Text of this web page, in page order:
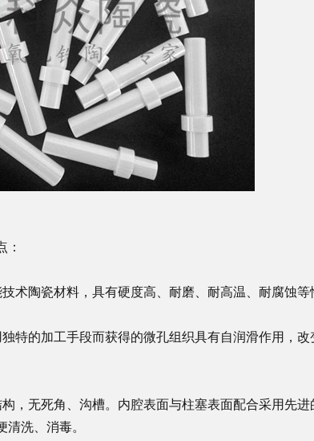
：
技术陶瓷材料，具有硬度高、耐磨、耐高温、耐腐蚀等
独特的加工手段而获得的微孔组织具有自润滑作用，
构，无死角、沟槽。内腔表面与柱塞表面配合采用先
洗、消毒。